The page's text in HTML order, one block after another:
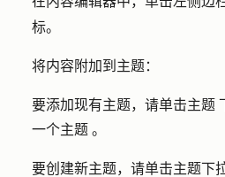
标。
将内容附加到主题：
要添加现有主题，请单击主题
一个主题 。
要创建新主题，请单击主题下